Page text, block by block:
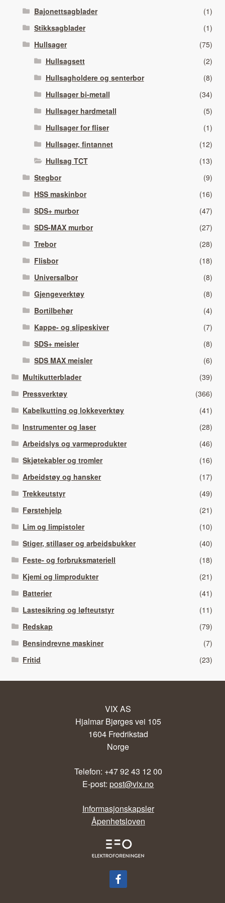
Bajonettsagblader
(1)
Stikksagblader
(1)
Hullsager
(75)
Hullsagsett
(2)
Hullsagholdere og senterbor
(8)
Hullsager bi-metall
(34)
Hullsager hardmetall
(5)
Hullsager for fliser
(1)
Hullsager, fintannet
(12)
Hullsag TCT
(13)
Stegbor
(9)
HSS maskinbor
(16)
SDS+ murbor
(47)
SDS-MAX murbor
(27)
Trebor
(28)
Flisbor
(18)
Universalbor
(8)
Gjengeverktøy
(8)
Bortilbehør
(4)
Kappe- og slipeskiver
(7)
SDS+ meisler
(8)
SDS MAX meisler
(6)
Multikutterblader
(39)
Pressverktøy
(366)
Kabelkutting og lokkeverktøy
(41)
Instrumenter og laser
(28)
Arbeidslys og varmeprodukter
(46)
Skjøtekabler og tromler
(16)
Arbeidstøy og hansker
(17)
Trekkeutstyr
(49)
Førstehjelp
(21)
Lim og limpistoler
(10)
Stiger, stillaser og arbeidsbukker
(40)
Feste- og forbruksmateriell
(18)
Kjemi og limprodukter
(21)
Batterier
(41)
Lastesikring og løfteutstyr
(11)
Redskap
(79)
Bensindrevne maskiner
(7)
Fritid
(23)
VIX AS
Hjalmar Bjørges vei 105
1604 Fredrikstad
Norge
Telefon: +47 92 43 12 00
E-post:post@vix.no
Informasjonskapsler
Åpenhetsloven